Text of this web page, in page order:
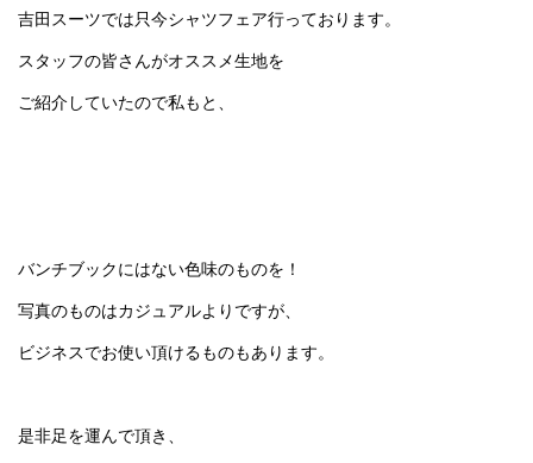
吉田スーツでは只今シャツフェア行っております。
スタッフの皆さんがオススメ生地を
ご紹介していたので私もと、
バンチブックにはない色味のものを！
写真のものはカジュアルよりですが、
ビジネスでお使い頂けるものもあります。
是非足を運んで頂き、